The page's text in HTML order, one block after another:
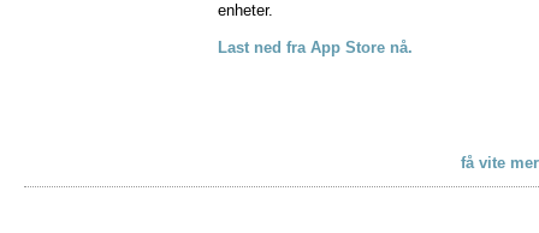
enheter.
Last ned fra App Store nå.
få vite